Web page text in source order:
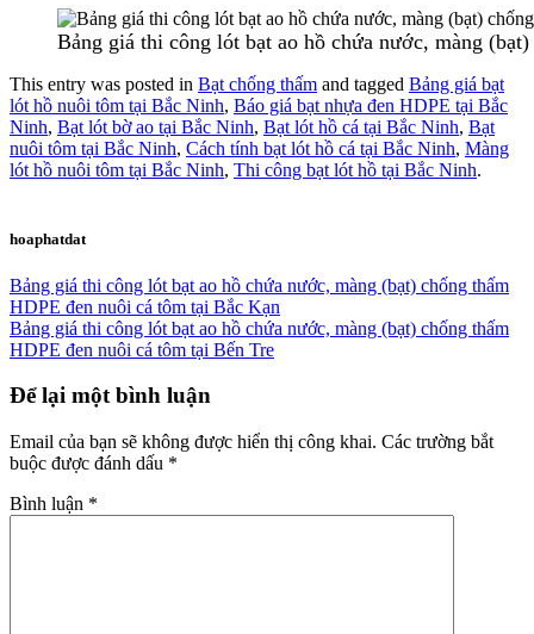
Bảng giá thi công lót bạt ao hồ chứa nước, màng
This entry was posted in Bạt chống thấm and tagged Bảng giá bạt
lót hồ nuôi tôm tại Bắc Ninh, Báo giá bạt nhựa đen HDPE tại Bắc
Ninh, Bạt lót bờ ao tại Bắc Ninh, Bạt lót hồ cá tại Bắc Ninh, Bạt
nuôi tôm tại Bắc Ninh, Cách tính bạt lót hồ cá tại Bắc Ninh, Màng
lót hồ nuôi tôm tại Bắc Ninh, Thi công bạt lót hồ tại Bắc Ninh.
hoaphatdat
Bảng giá thi công lót bạt ao hồ chứa nước, màng (bạt) chống thấm
HDPE đen nuôi cá tôm tại Bắc Kạn
Bảng giá thi công lót bạt ao hồ chứa nước, màng (bạt) chống thấm
HDPE đen nuôi cá tôm tại Bến Tre
Để lại một bình luận
Email của bạn sẽ không được hiển thị công khai. Các trường bắt
buộc được đánh dấu *
Bình luận *